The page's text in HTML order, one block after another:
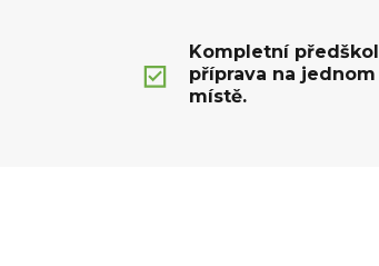
Kompletní
příprava na jednom
místě.